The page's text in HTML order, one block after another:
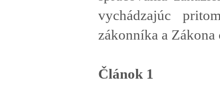
vychádzajúc
zákonníka a
Článok 1